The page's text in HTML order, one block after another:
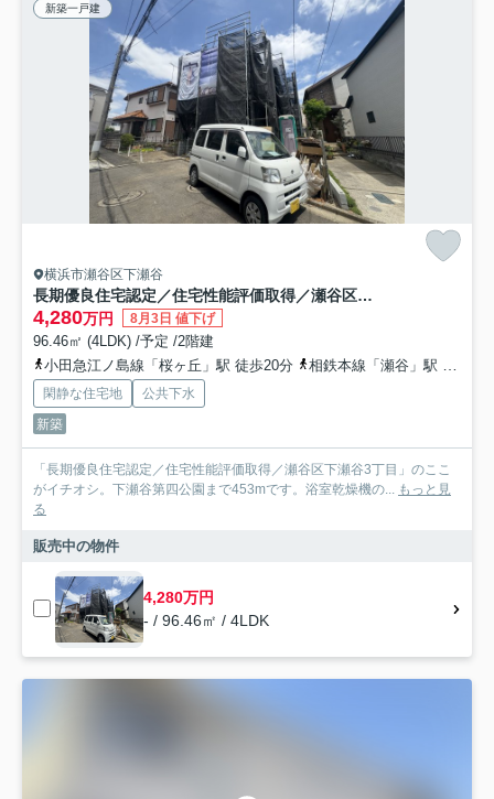
新築一戸建
横浜市瀬谷区下瀬谷
長期優良住宅認定／住宅性能評価取得／瀬谷区下瀬谷3丁目
4,280万円 8月3日 値下げ
96.46㎡ (4LDK) /予定 /2階建
小田急江ノ島線「桜ヶ丘」駅 徒歩20分
相鉄本線「瀬谷」駅 徒歩27分
閑静な住宅地
公共下水
新築
「長期優良住宅認定／住宅性能評価取得／瀬谷区下瀬谷3丁目」のここ
がイチオシ。下瀬谷第四公園まで453mです。浴室乾燥機の...
もっと見
る
販売中の物件
4,280万円
- / 96.46㎡ / 4LDK